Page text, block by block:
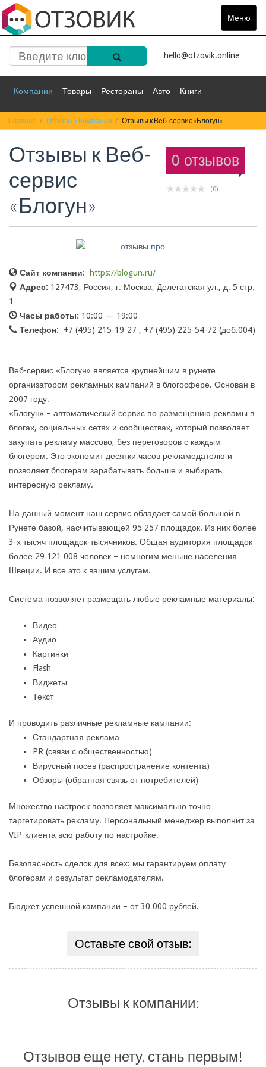
Меню
Toggle
hello@otzovik.online
Компании Товары Рестораны Авто Книги
Спорт Фильмы Деньги Путешествия
Красота Здоровье Остальное
Главная Отзывы к Компании Отзывы к Веб-сервис «Блогун»
0 отзывов
(0)
Отзывы к Веб-
сервис
«Блогун»
Сайт компании:
https://blogun.ru/
Адрес: 127473, Россия, г. Москва, Делегатская ул., д. 5 стр.
1
Часы работы: 10:00 — 19:00
Телефон:
+7 (495) 215-19-27 , +7 (495) 225-54-72 (доб.004)
Веб-сервис «Блогун» является крупнейшим в рунете
организатором рекламных кампаний в блогосфере. Основан в
2007 году.
«Блогун» – автоматический сервис по размещению рекламы в
блогах, социальных сетях и сообществах, который позволяет
закупать рекламу массово, без переговоров с каждым
блогером. Это экономит десятки часов рекламодателю и
позволяет блогерам зарабатывать больше и выбирать
интересную рекламу.
На данный момент наш сервис обладает самой большой в
Рунете базой, насчитывающей 95 257 площадок. Из них более
3-х тысяч площадок-тысячников. Общая аудитория площадок
более 29 121 008 человек – немногим меньше населения
Швеции. И все это к вашим услугам.
Система позволяет размещать любые рекламные материалы:
Видео
Аудио
Картинки
Flash
Виджеты
Текст
И проводить различные рекламные кампании:
Стандартная реклама
PR (связи с общественностью)
Вирусный посев (распространение контента)
Обзоры (обратная связь от потребителей)
Множество настроек позволяет максимально точно
таргетировать рекламу. Персональный менеджер выполнит за
VIP-клиента всю работу по настройке.
Безопасность сделок для всех: мы гарантируем оплату
блогерам и результат рекламодателям.
Бюджет успешной кампании – от 30 000 рублей.
Оставьте свой отзыв:
Отзывы к компании:
Отзывов еще нету, стань первым!